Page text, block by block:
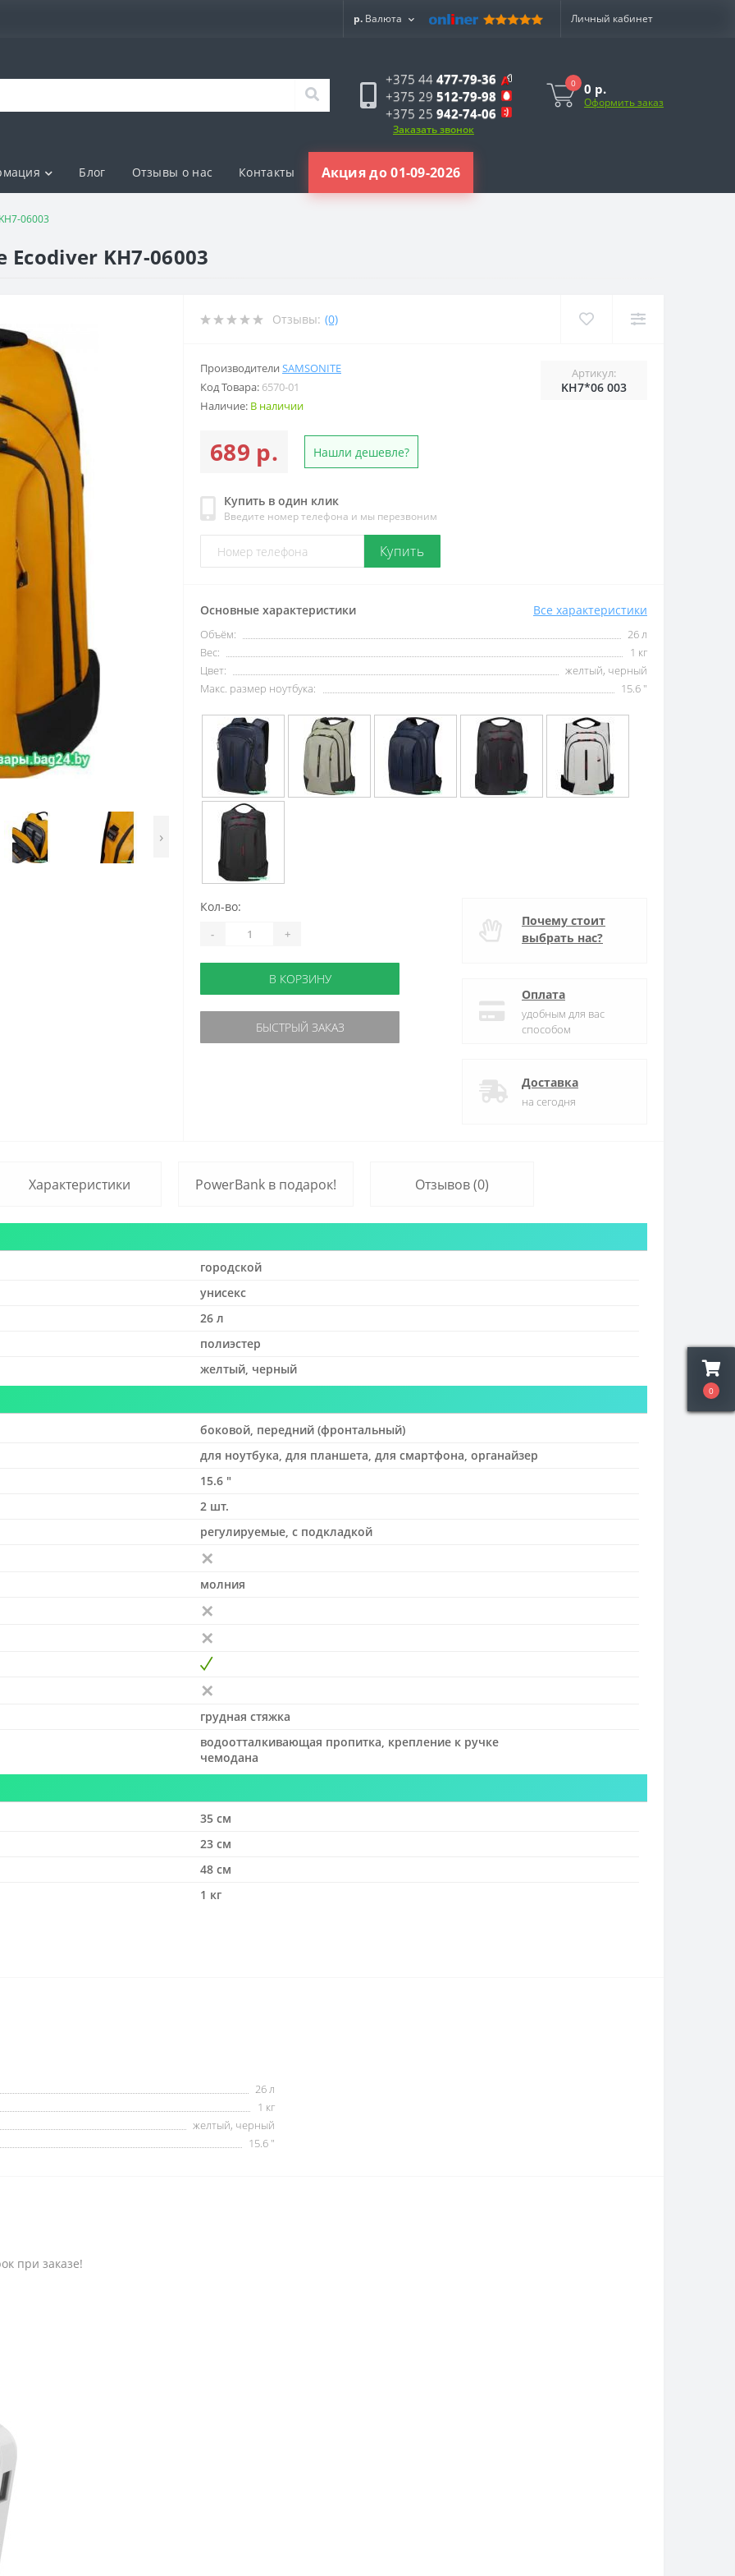
0
р. Валюта Личный кабинет
+375 44 477-79-36
+375 29 512-79-98
+375 25 942-74-06
Заказать звонок
0 0 р.
Оформить заказ
Блог Отзывы о нас Контакты Акция до 01-09-2026
06003
KH7-06003
›
Отзывы: (0)
Артикул:
KH7*06 003
Производители SAMSONITE
Код Товара: 6570-01
Наличие: В наличии
689 р. Нашли дешевле?
Купить в один клик
Введите номер телефона и мы перезвоним
Купить
Основные характеристики Все характеристики
Объём:
26 л
Вес:
1 кг
Цвет:
желтый, черный
Макс. размер ноутбука:
15.6 "
Кол-во:
- +
В КОРЗИНУ
БЫСТРЫЙ ЗАКАЗ
Почему стоит
выбрать нас?
Оплата
удобным для вас
способом
Доставка
на сегодня
Характеристики PowerBank в подарок! Отзывов (0)
городской
унисекс
26 л
полиэстер
желтый, черный
боковой, передний (фронтальный)
для ноутбука, для планшета, для смартфона, органайзер
15.6 "
2 шт.
регулируемые, с подкладкой
молния
грудная стяжка
водоотталкивающая пропитка, крепление к ручке
чемодана
35 см
23 см
48 см
1 кг
26 л
1 кг
желтый, черный
15.6 "
при заказе!